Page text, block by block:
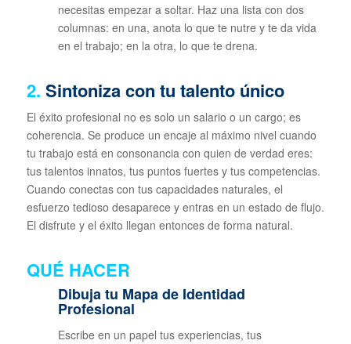
necesitas empezar a soltar. Haz una lista con dos
columnas: en una, anota lo que te nutre y te da vida
en el trabajo; en la otra, lo que te drena.
2. Sintoniza con tu talento único
El éxito profesional no es solo un salario o un cargo; es
coherencia. Se produce un encaje al máximo nivel cuando
tu trabajo está en consonancia con quien de verdad eres:
tus talentos innatos, tus puntos fuertes y tus competencias.
Cuando conectas con tus capacidades naturales, el
esfuerzo tedioso desaparece y entras en un estado de flujo.
El disfrute y el éxito llegan entonces de forma natural.
QUÉ HACER
Dibuja tu Mapa de Identidad
Profesional
Escribe en un papel tus experiencias, tus